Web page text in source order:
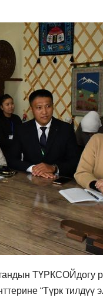
ТҮРКСОЙдогу
“Түрк